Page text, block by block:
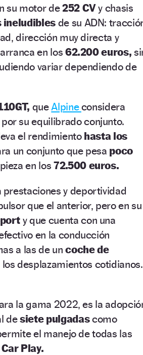
su motor de252 CVy chasis
de su ADN:
dirección muy directa y
en los62.200 euros,
variar dependiendo de
que Alpineconsidera
su equilibrado conjunto.
el rendimiento hasta los
un conjunto que pesa poco
en los 72.500 euros.
prestaciones y deportividad
que el anterior, pero en su
y que cuenta con una
en la conducción
a las de uncoche de
desplazamientos cotidianos.
la gama 2022, es la
desiete pulgadascomo
el manejo de todas las
Play.